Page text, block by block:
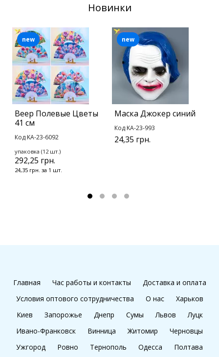
Новинки
Веер Полевые Цветы
41 см
Код KA-23-6092
упаковка (12 шт.)
292,25 грн.
24,35 грн. за 1 шт.
new
Маска Джокер синий
Код KA-23-993
24,35 грн.
new
Главная Час работы и контакты
Доставка и оплата
Условия оптового сотрудничества
О нас
Харьков
Киев
Запорожье Днепр Сумы Львов
Луцк
Ивано-Франковск
Винница Житомир
Черновцы
Ужгород
Ровно Тернополь Одесса Полтава